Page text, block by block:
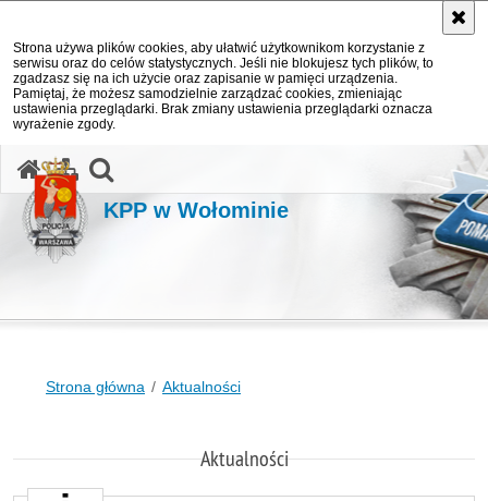
Strona używa plików cookies, aby ułatwić użytkownikom korzystanie z
serwisu oraz do celów statystycznych. Jeśli nie blokujesz tych plików, to
zgadzasz się na ich użycie oraz zapisanie w pamięci urządzenia.
Pamiętaj, że możesz samodzielnie zarządzać cookies, zmieniając
ustawienia przeglądarki. Brak zmiany ustawienia przeglądarki oznacza
wyrażenie zgody.
KPP w Wołominie
Strona główna Aktualności
Aktualności